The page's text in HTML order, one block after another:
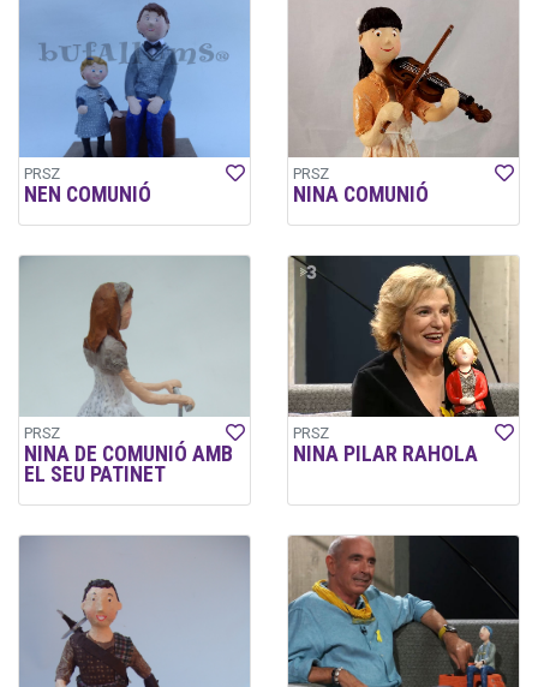
PRSZ
NEN COMUNIÓ
PRSZ
NINA COMUNIÓ
PRSZ
NINA DE COMUNIÓ AMB
EL SEU PATINET
PRSZ
NINA PILAR RAHOLA